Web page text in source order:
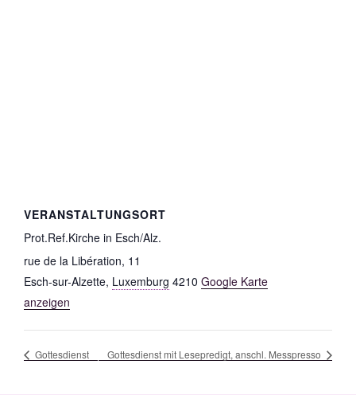
VERANSTALTUNGSORT
Prot.Ref.Kirche in Esch/Alz.
rue de la Libération, 11
Esch-sur-Alzette, Luxemburg 4210 Google Karte
anzeigen
Gottesdienst Gottesdienst mit Lesepredigt, anschl. Messpresso